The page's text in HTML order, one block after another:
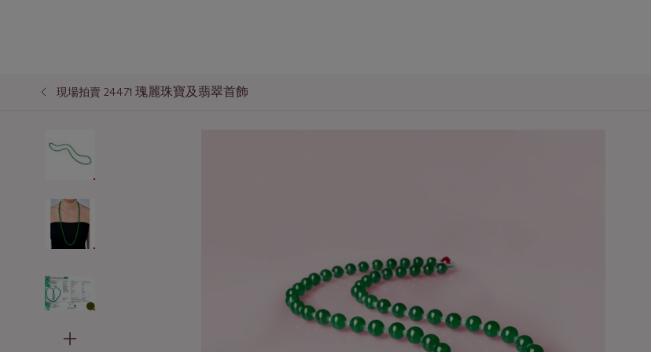
現場拍賣 24471 瑰麗珠寶及翡翠首飾